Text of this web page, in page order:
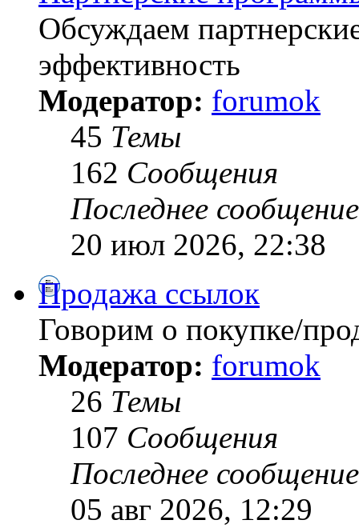
Обсуждаем
эффективность
Модератор: forumok
45 Темы
162 Сообщения
Последнее сообщение
20 июл 2026, 22:38
Продажа ссылок
Говорим о покупке/
Модератор: forumok
26 Темы
107 Сообщения
Последнее сообщение
05 авг 2026, 12:29